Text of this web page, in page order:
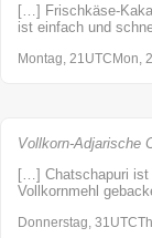
[…] Frischkäse-
ist einfach und
Montag, 21UTCMon,
Vollkorn-
[…] Chatschapuri ist
Vollkornmehl
Donnerstag,